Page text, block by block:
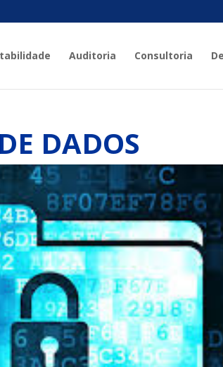
Auditoria Consultoria
DADOS